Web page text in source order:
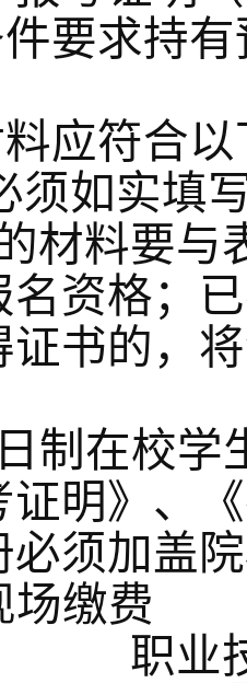
要求持
应符合
须如实填
材料要与
名资格；
证书的，
制在校学
证明》、
必须加盖
场缴费
职业